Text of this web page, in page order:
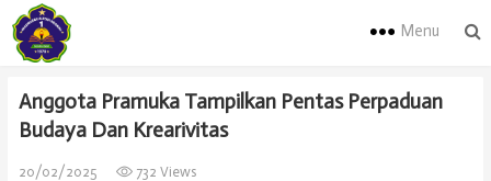
Menu
Anggota Pramuka Tampilkan Pentas Perpaduan
Budaya Dan Krearivitas
20/02/2025 732 Views